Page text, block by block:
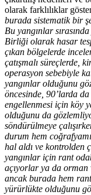
olarak farklılıklar
burada sistematik bir
Bu yangınlar
Birliği olarak hasar
çıkan bölgelerde
çatışmalı süreçlerde,
operasyon sebebiyle
yangınlar olduğunu
öncesinde, 90’larda
engellenmesi için köy
olduğunu da
söndürülmeye
durum hem
hal aldı ve kontrolden
yangınlar için rant
açıyorlar ya da orman
ancak burada hem
yürürlükte olduğunu